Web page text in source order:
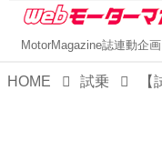
MotorMagazine誌連動企画
HOME 試乗